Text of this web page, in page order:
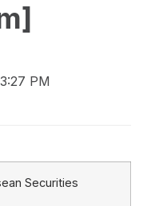
3:27 PM
Securities